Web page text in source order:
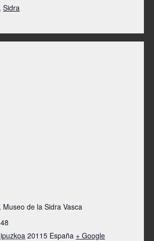
, Sidra
de la Sidra Vasca
20115 España + Google